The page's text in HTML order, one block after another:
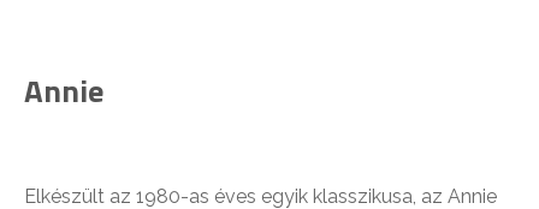
Annie
Elkészült az 1980-as éves egyik klasszikusa, az Annie